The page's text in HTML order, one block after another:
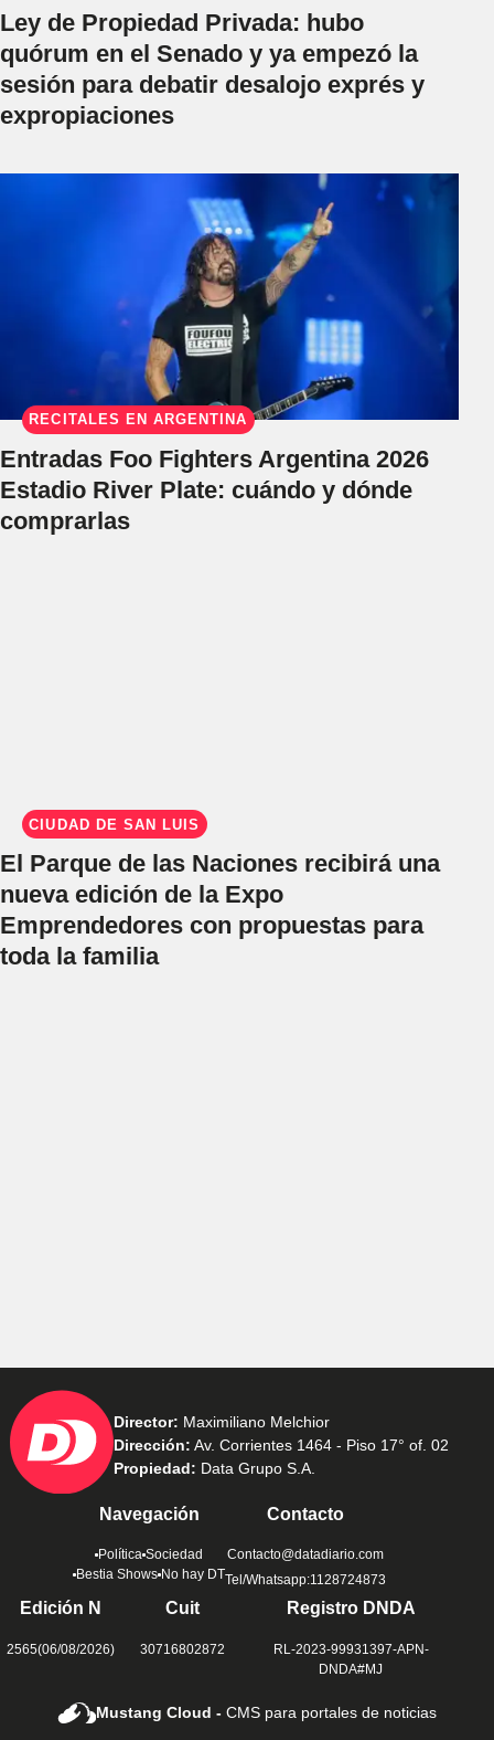
Ley de Propiedad Privada: hubo
quórum en el Senado y ya empezó la
sesión para debatir desalojo exprés y
expropiaciones
RECITALES EN ARGENTINA
Entradas Foo Fighters Argentina 2026
Estadio River Plate: cuándo y dónde
comprarlas
CIUDAD DE SAN LUIS
El Parque de las Naciones recibirá una
nueva edición de la Expo
Emprendedores con propuestas para
toda la familia
Director: Maximiliano Melchior
Dirección: Av. Corrientes 1464 - Piso 17° of. 02
Propiedad: Data Grupo S.A.
Navegación
Política Sociedad
Bestia Shows No hay DT
Contacto
Contacto@datadiario.com
Tel/Whatsapp:1128724873
Edición N
2565(06/08/2026)
Cuit
30716802872
Registro DNDA
RL-2023-99931397-APN-
DNDA#MJ
Mustang Cloud -CMS para portales de noticias